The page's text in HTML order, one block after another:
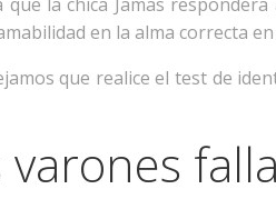
en la alma correcta
que realice el test de